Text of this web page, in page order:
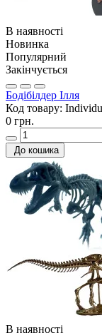
В наявності
Новинка
Популярний
Закінчується
Бодібілдер Ілля
Код товару:
0 грн.
До кошика
В наявності